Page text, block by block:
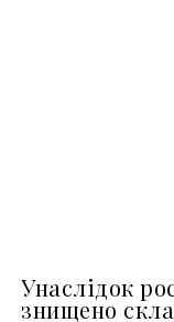
Унаслідок
знищено